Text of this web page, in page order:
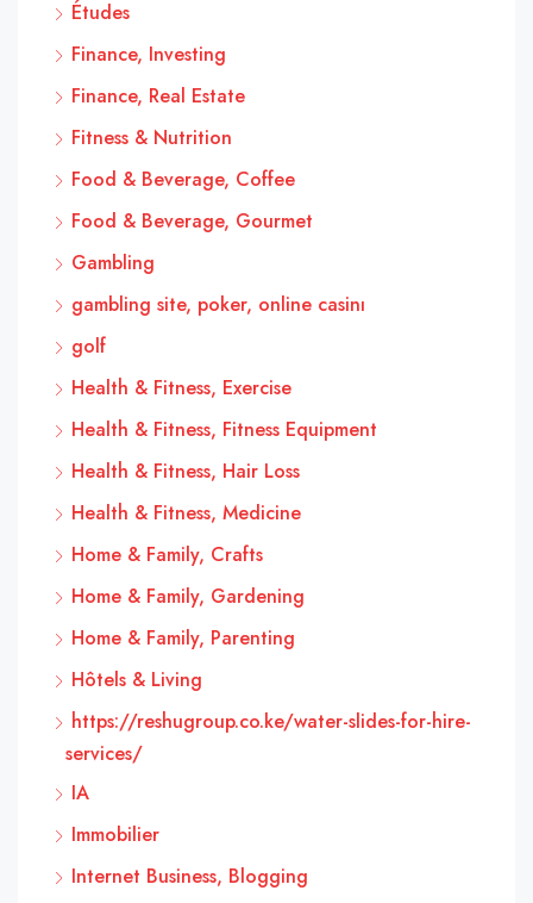
Études
Finance, Investing
Finance, Real Estate
Fitness & Nutrition
Food & Beverage, Coffee
Food & Beverage, Gourmet
Gambling
gambling site, poker, online casinı
golf
Health & Fitness, Exercise
Health & Fitness, Fitness Equipment
Health & Fitness, Hair Loss
Health & Fitness, Medicine
Home & Family, Crafts
Home & Family, Gardening
Home & Family, Parenting
Hôtels & Living
https://reshugroup.co.ke/water-slides-for-hire-
services/
IA
Immobilier
Internet Business, Blogging